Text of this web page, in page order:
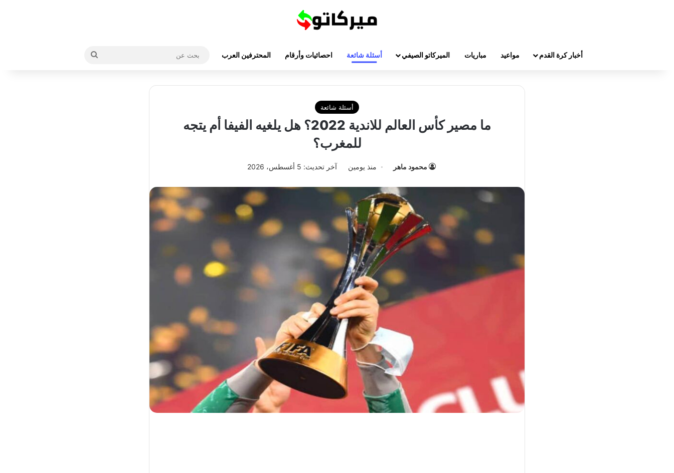
أخبار كرة القدم مواعيد مباريات الميركاتو الصيفي أسئلة شائعة احصائيات وأرقام المحترفين العرب
أسئلة شائعة
ما مصير كأس العالم للاندية 2022؟ هل يلغيه الفيفا أم يتجه
للمغرب؟
محمود ماهر منذ يومين آخر تحديث: 5 أغسطس، 2026